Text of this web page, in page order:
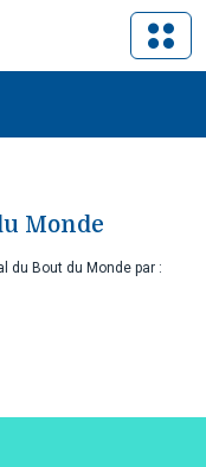
Monde
du Bout du Monde par :